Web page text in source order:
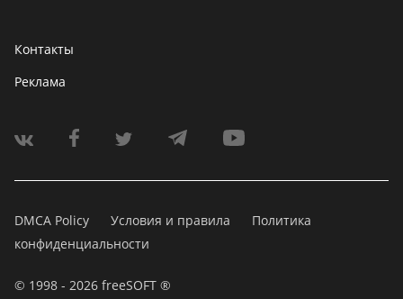
Контакты
Реклама
DMCA Policy Условия и правила
Политика
конфиденциальности
© 1998 - 2026 freeSOFT ®